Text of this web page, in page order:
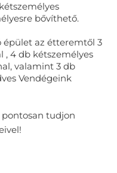
bővíthető.
épület az étteremtől 3
, 4 db kétszemélyes
valamint 3 db
Vendégeink
tudjon